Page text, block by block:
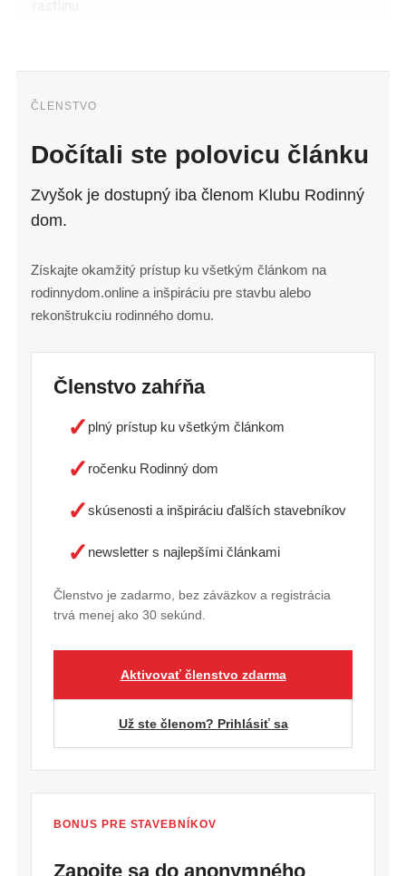
ČLENSTVO
Dočítali ste polovicu článku
Zvyšok je dostupný iba členom Klubu Rodinný
dom.
Získajte okamžitý prístup ku všetkým článkom na
rodinnydom.online a inšpiráciu pre stavbu alebo
rekonštrukciu rodinného domu.
Členstvo zahŕňa
✓ plný prístup ku všetkým článkom
✓ ročenku Rodinný dom
✓skúsenosti a inšpiráciu ďalších stavebníkov
✓ newsletter s najlepšími článkami
Členstvo je zadarmo, bez záväzkov a registrácia
trvá menej ako 30 sekúnd.
Aktivovať členstvo zdarma
Už ste členom? Prihlásiť sa
BONUS PRE STAVEBNÍKOV
Zapojte sa do anonymného